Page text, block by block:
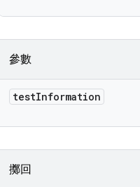
參數
testInformation
擲回